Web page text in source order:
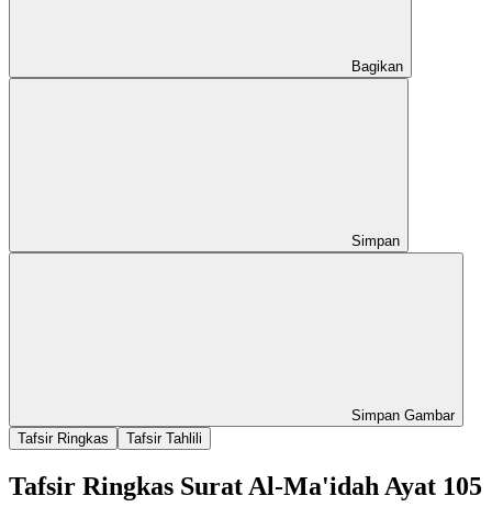
Bagikan
Simpan
Simpan Gambar
Tafsir Ringkas
Tafsir Tahlili
Tafsir Ringkas Surat Al-Ma'idah Ayat 105